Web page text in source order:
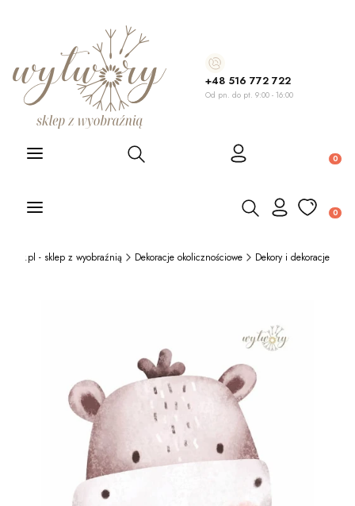
+48 516 772 722
Od pn. do pt. 9:00 - 16:00
Otwórz wyszukiwarkę
Otwórz wyszukiwarkę
- sklep z wyobraźnią Dekoracje okolicznościowe Dekory i dekoracje